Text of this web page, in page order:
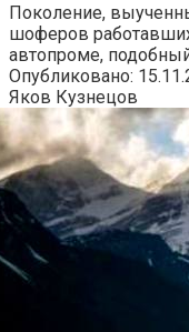
Поколение,
шоферов
автопроме,
Опубликовано:
Яков Кузнецов